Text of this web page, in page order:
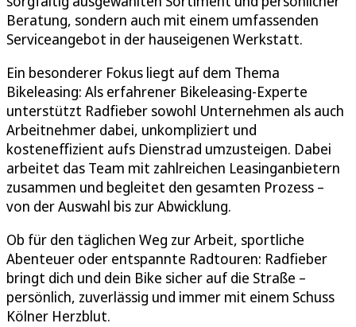
Beratung, sondern auch mit einem umfassenden
Serviceangebot in der hauseigenen Werkstatt.
Ein besonderer Fokus liegt auf dem Thema
Bikeleasing: Als erfahrener Bikeleasing-Experte
unterstützt Radfieber sowohl Unternehmen als auch
Arbeitnehmer dabei, unkompliziert und
kosteneffizient aufs Dienstrad umzusteigen. Dabei
arbeitet das Team mit zahlreichen Leasinganbietern
zusammen und begleitet den gesamten Prozess –
von der Auswahl bis zur Abwicklung.
Ob für den täglichen Weg zur Arbeit, sportliche
Abenteuer oder entspannte Radtouren: Radfieber
bringt dich und dein Bike sicher auf die Straße –
persönlich, zuverlässig und immer mit einem Schuss
Kölner Herzblut.